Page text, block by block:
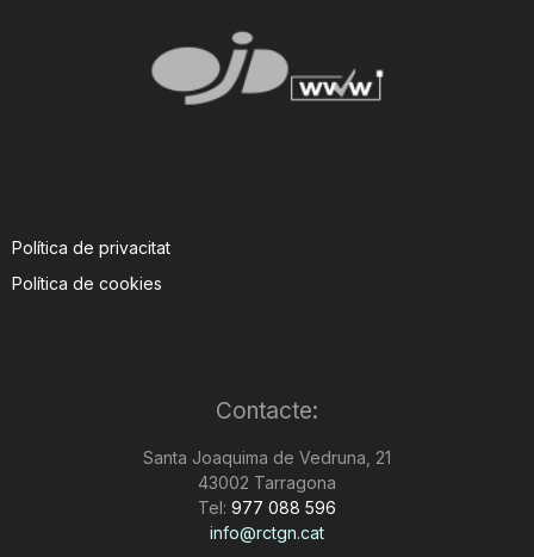
Política de privacitat
Política de cookies
Contacte:
Santa Joaquima de Vedruna, 21
43002 Tarragona
Tel: 977 088 596
info@rctgn.cat